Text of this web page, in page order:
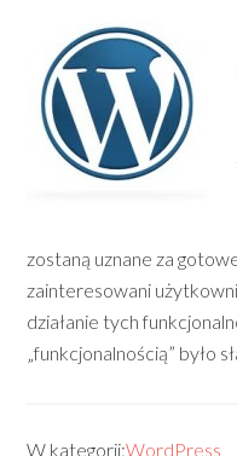
zostaną uznane za
zainteresowani
działanie tych
„funkcjonalnością” było
W kategorii:WordPress